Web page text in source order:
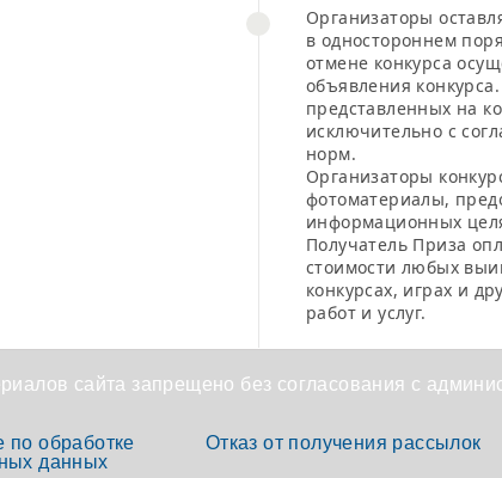
Организаторы
в одностороннем
отмене конкурса
объявления
представленных на
исключительно с
норм.
Организаторы
фотоматериалы,
информационных
Получатель Приза
стоимости любых
конкурсах, играх и
работ и услуг.
сайта запрещено без согласования с
по обработке
данных
Отказ от получения рассылок